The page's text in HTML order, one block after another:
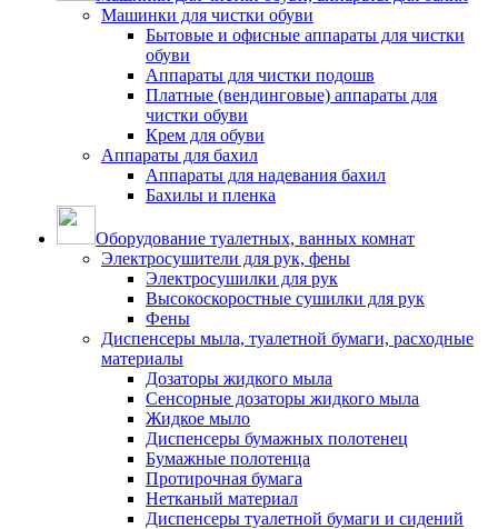
Машинки для чистки обуви
Бытовые и офисные аппараты для чистки
обуви
Аппараты для чистки подошв
Платные (вендинговые) аппараты для
чистки обуви
Крем для обуви
Аппараты для бахил
Аппараты для надевания бахил
Бахилы и пленка
Оборудование туалетных, ванных комнат
Электросушители для рук, фены
Электросушилки для рук
Высокоскоростные сушилки для рук
Фены
Диспенсеры мыла, туалетной бумаги, расходные
материалы
Дозаторы жидкого мыла
Сенсорные дозаторы жидкого мыла
Жидкое мыло
Диспенсеры бумажных полотенец
Бумажные полотенца
Протирочная бумага
Нетканый материал
Диспенсеры туалетной бумаги и сидений